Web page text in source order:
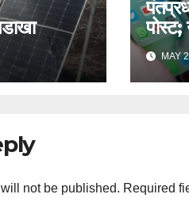
MAY
not be published. Required